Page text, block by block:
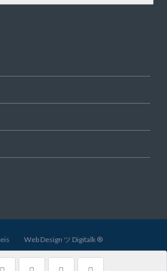
Web Design ツ Digitalk ®